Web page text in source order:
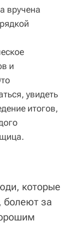
вручена
и
увидеть
итогов,
которые
болеют за